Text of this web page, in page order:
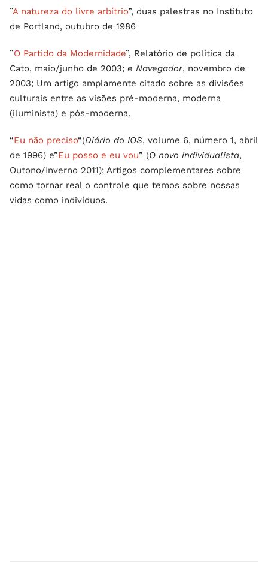
”A natureza do livre arbítrio”, duas palestras no Instituto
de Portland, outubro de 1986
”O Partido da Modernidade”, Relatório de política da
Cato, maio/junho de 2003; e Navegador, novembro de
2003; Um artigo amplamente citado sobre as divisões
culturais entre as visões pré-moderna, moderna
(iluminista) e pós-moderna.
“Eu não preciso“(Diário do IOS, volume 6, número 1, abril
de 1996) e”Eu posso e eu vou” (O novo individualista,
Outono/Inverno 2011); Artigos complementares sobre
como tornar real o controle que temos sobre nossas
vidas como indivíduos.